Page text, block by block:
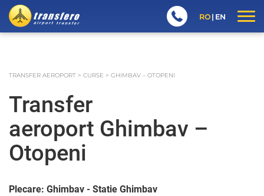
RO EN
TRANSFER AEROPORT > CURSE > GHIMBAV – OTOPENI
Transfer
aeroport Ghimbav –
Otopeni
Plecare: Ghimbav - Statie Ghimbav